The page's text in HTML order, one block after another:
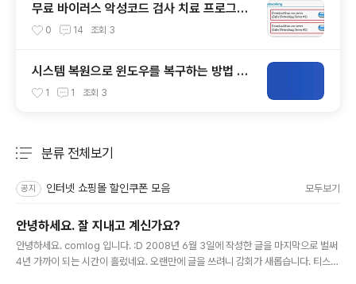
무료 바이러스 악성코드 검사 치료 프로그램
모음
0 14 조회 3
시스템 복원으로 윈도우를 복구하는 방법 초
보자 가이드
1 1 조회 3
분류 전체보기
공지 인터넷 쇼핑몰 할인쿠폰 모음 모두보기
안녕하세요. 잘 지내고 계신가요?
안녕하세요. comlog 입니다. :D 2008년 6월 3일에 작성한 글을 마지막으로 벌써
4년 가까이 되는 시간이 흘렀네요. 오랜만에 글을 쓰려니 감회가 새롭습니다. 티스토